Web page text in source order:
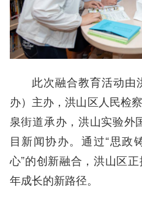
此次融合教育活动由
办）主办，洪山区人民检
泉街道承办，洪山实验外
目新闻协办。通过“思政
心”的创新融合，洪山区
年成长的新路径。